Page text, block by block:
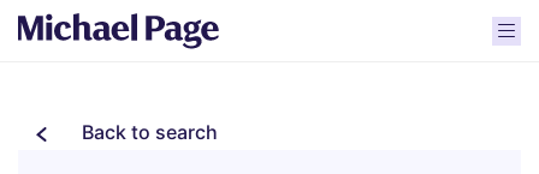
Back to search